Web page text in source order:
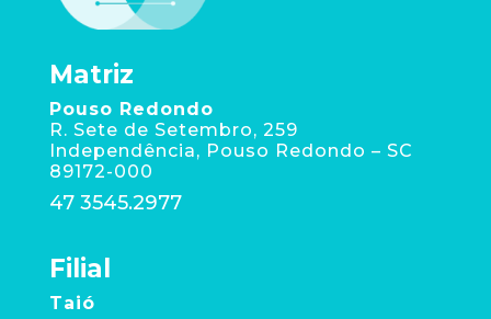
Matriz
Pouso Redondo
R. Sete de Setembro, 259
Independência, Pouso Redondo – SC
89172-000
47 3545.2977
Filial
Taió